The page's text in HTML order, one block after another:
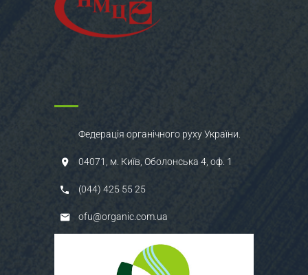
Федерація органічного руху України.
04071, м. Київ, Оболонська 4, оф. 1
(044) 425 55 25
ofu@organic.com.ua